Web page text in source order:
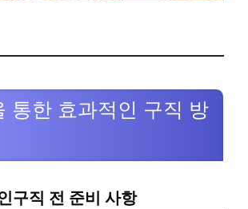
통한 효과적인 구직 방
구직 전 준비 사항